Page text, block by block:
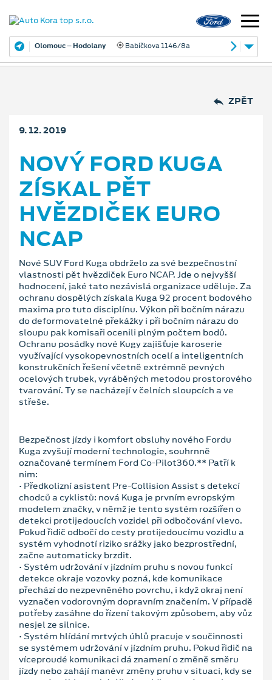
Olomouc – Hodolany Babíčkova 1146/8a
ZPĚT
9. 12. 2019
NOVÝ FORD KUGA
ZÍSKAL PĚT
HVĚZDIČEK EURO
NCAP
Nové SUV Ford Kuga obdrželo za své bezpečnostní
vlastnosti pět hvězdiček Euro NCAP. Jde o nejvyšší
hodnocení, jaké tato nezávislá organizace uděluje. Za
ochranu dospělých získala Kuga 92 procent bodového
maxima pro tuto disciplínu. Výkon při bočním nárazu
do deformovatelné překážky i při bočním nárazu do
sloupu pak komisaři ocenili plným počtem bodů.
Ochranu posádky nové Kugy zajišťuje karoserie
využívající vysokopevnostních ocelí a inteligentních
konstrukčních řešení včetně extrémně pevných
ocelových trubek, vyráběných metodou prostorového
tvarování. Ty se nacházejí v čelních sloupcích a ve
střeše.
Bezpečnost jízdy i komfort obsluhy nového Fordu
Kuga zvyšují moderní technologie, souhrnně
označované termínem Ford Co-Pilot360.** Patří k
nim:
• Předkolizní asistent Pre-Collision Assist s detekcí
chodců a cyklistů: nová Kuga je prvním evropským
modelem značky, v němž je tento systém rozšířen o
detekci protijedoucích vozidel při odbočování vlevo.
Pokud řidič odbočí do cesty protijedoucímu vozidlu a
systém vyhodnotí riziko srážky jako bezprostřední,
začne automaticky brzdit.
• Systém udržování v jízdním pruhu s novou funkcí
detekce okraje vozovky pozná, kde komunikace
přechází do nezpevněného povrchu, i když okraj není
vyznačen vodorovným dopravním značením. V případě
potřeby zasáhne do řízení takovým způsobem, aby vůz
nesjel ze silnice.
• Systém hlídání mrtvých úhlů pracuje v součinnosti
se systémem udržování v jízdním pruhu. Pokud řidič na
víceproudé komunikaci dá znamení o změně směru
jízdy nebo zahájí manévr změny pruhu v situaci, kdy se